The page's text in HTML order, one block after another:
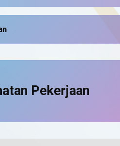
Pekerjaan